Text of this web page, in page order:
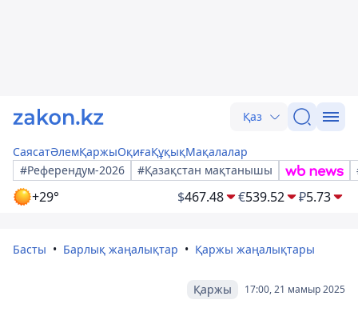
Қаз
СаясатӘлемҚаржыОқиғаҚұқықМақалалар
#Референдум-2026
#Қазақстан мақтанышы
+29° $467.48 €539.52 ₽5.73
Басты Барлық жаңалықтар Қаржы жаңалықтары
17:00, 21 мамыр 2025
Қаржы